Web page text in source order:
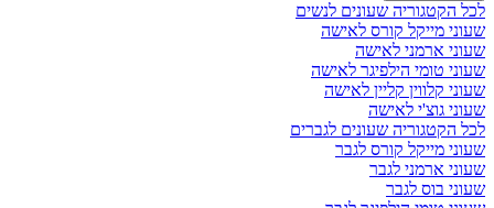
לכל הקטגוריה שעונים לנשים
שעוני מייקל קורס לאישה
שעוני ארמני לאישה
שעוני טומי הילפיגר לאישה
שעוני קלווין קליין לאישה
שעוני גוצ'י לאישה
לכל הקטגוריה שעונים לגברים
שעוני מייקל קורס לגבר
שעוני ארמני לגבר
שעוני בוס לגבר